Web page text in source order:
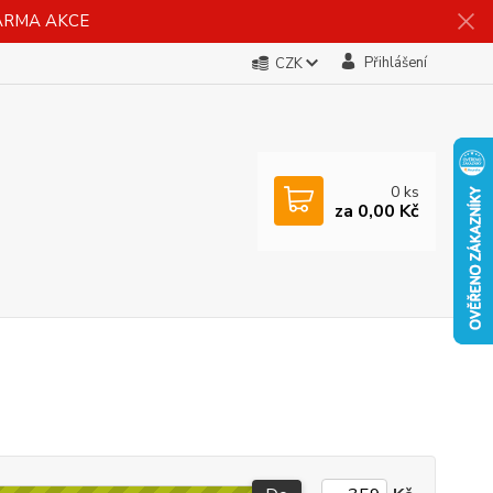
AKCE
CZK Přihlášení
0 ks
za 0,00 Kč